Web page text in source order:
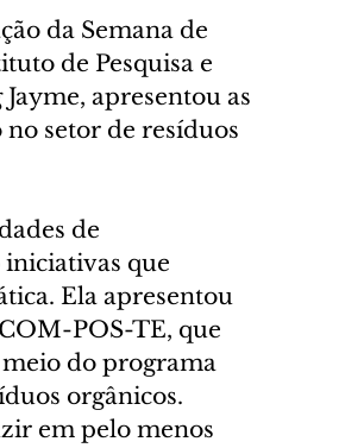
da Semana de
de Pesquisa e
apresentou as
setor de resíduos
de
que
Ela apresentou
POS-TE, que
do programa
orgânicos.
em pelo menos